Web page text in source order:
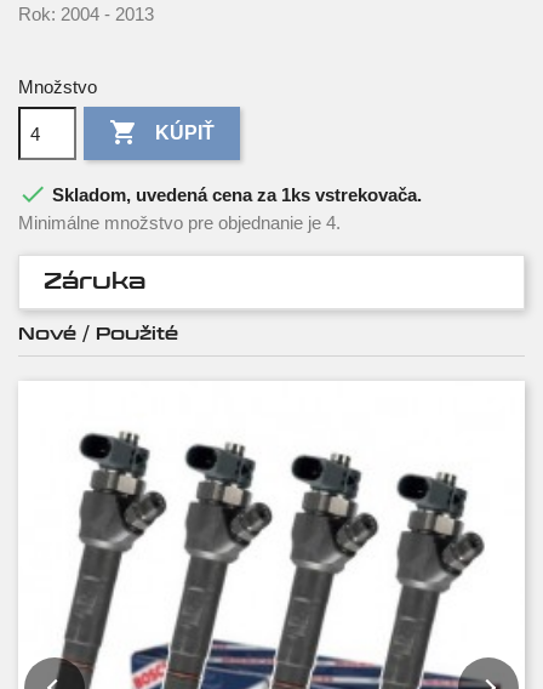
Rok: 2004 - 2013
Množstvo
 KÚPIŤ
 Skladom, uvedená cena za 1ks vstrekovača.
Minimálne množstvo pre objednanie je 4.
Záruka
Nové / Použité